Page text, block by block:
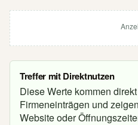
Treffer mit Direktnutzen
Diese Werte kommen
Firmeneinträgen und
Website oder